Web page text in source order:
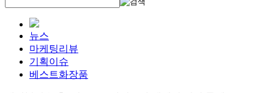
뉴스
마케팅리뷰
기획이슈
베스트화장품